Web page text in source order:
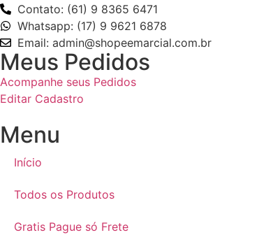
Contato: (61) 9 8365 6471
Whatsapp: (17) 9 9621 6878
Email: admin@shopeemarcial.com.br
Meus Pedidos
Acompanhe seus Pedidos
Editar Cadastro
Menu
Início
Todos os Produtos
Gratis Pague só Frete